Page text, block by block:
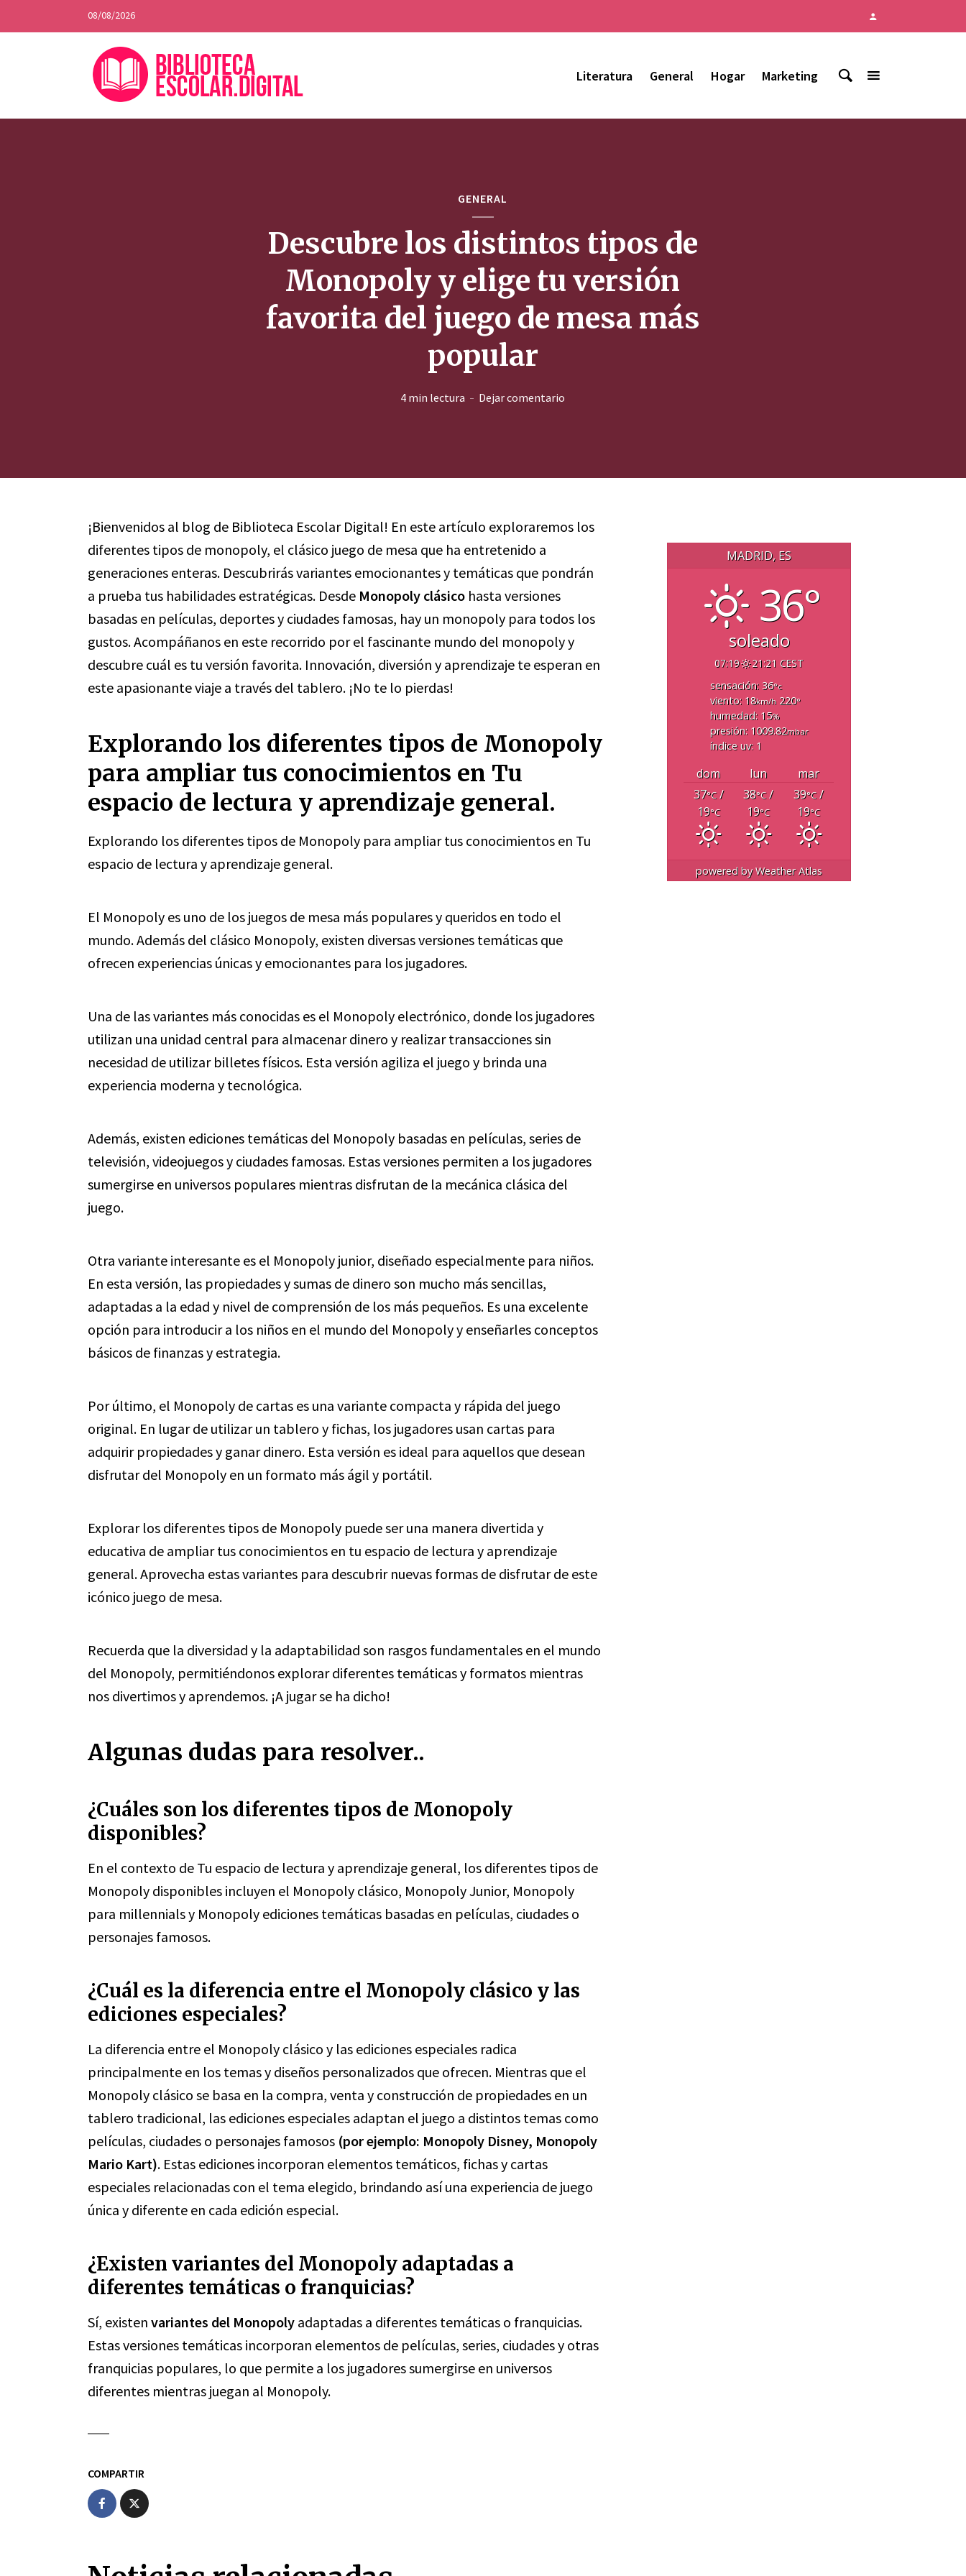
08/08/2026
Literatura General Hogar Marketing
GENERAL
Descubre los distintos tipos de
Monopoly y elige tu versión
favorita del juego de mesa más
popular
4 min lectura Dejar comentario
¡Bienvenidos al blog de Biblioteca Escolar Digital! En este artículo exploraremos los
diferentes tipos de monopoly, el clásico juego de mesa que ha entretenido a
generaciones enteras. Descubrirás variantes emocionantes y temáticas que pondrán
a prueba tus habilidades estratégicas. Desde Monopoly clásico hasta versiones
basadas en películas, deportes y ciudades famosas, hay un monopoly para todos los
gustos. Acompáñanos en este recorrido por el fascinante mundo del monopoly y
descubre cuál es tu versión favorita. Innovación, diversión y aprendizaje te esperan en
este apasionante viaje a través del tablero. ¡No te lo pierdas!
Explorando los diferentes tipos de Monopoly
para ampliar tus conocimientos en Tu
espacio de lectura y aprendizaje general.
Explorando los diferentes tipos de Monopoly para ampliar tus conocimientos en Tu
espacio de lectura y aprendizaje general.
El Monopoly es uno de los juegos de mesa más populares y queridos en todo el
mundo. Además del clásico Monopoly, existen diversas versiones temáticas que
ofrecen experiencias únicas y emocionantes para los jugadores.
Una de las variantes más conocidas es el Monopoly electrónico, donde los jugadores
utilizan una unidad central para almacenar dinero y realizar transacciones sin
necesidad de utilizar billetes físicos. Esta versión agiliza el juego y brinda una
experiencia moderna y tecnológica.
Además, existen ediciones temáticas del Monopoly basadas en películas, series de
televisión, videojuegos y ciudades famosas. Estas versiones permiten a los jugadores
sumergirse en universos populares mientras disfrutan de la mecánica clásica del
juego.
Otra variante interesante es el Monopoly junior, diseñado especialmente para niños.
En esta versión, las propiedades y sumas de dinero son mucho más sencillas,
adaptadas a la edad y nivel de comprensión de los más pequeños. Es una excelente
opción para introducir a los niños en el mundo del Monopoly y enseñarles conceptos
básicos de finanzas y estrategia.
Por último, el Monopoly de cartas es una variante compacta y rápida del juego
original. En lugar de utilizar un tablero y fichas, los jugadores usan cartas para
adquirir propiedades y ganar dinero. Esta versión es ideal para aquellos que desean
disfrutar del Monopoly en un formato más ágil y portátil.
Explorar los diferentes tipos de Monopoly puede ser una manera divertida y
educativa de ampliar tus conocimientos en tu espacio de lectura y aprendizaje
general. Aprovecha estas variantes para descubrir nuevas formas de disfrutar de este
icónico juego de mesa.
Recuerda que la diversidad y la adaptabilidad son rasgos fundamentales en el mundo
del Monopoly, permitiéndonos explorar diferentes temáticas y formatos mientras
nos divertimos y aprendemos. ¡A jugar se ha dicho!
Algunas dudas para resolver..
¿Cuáles son los diferentes tipos de Monopoly
disponibles?
En el contexto de Tu espacio de lectura y aprendizaje general, los diferentes tipos de
Monopoly disponibles incluyen el Monopoly clásico, Monopoly Junior, Monopoly
para millennials y Monopoly ediciones temáticas basadas en películas, ciudades o
personajes famosos.
¿Cuál es la diferencia entre el Monopoly clásico y las
ediciones especiales?
La diferencia entre el Monopoly clásico y las ediciones especiales radica
principalmente en los temas y diseños personalizados que ofrecen. Mientras que el
Monopoly clásico se basa en la compra, venta y construcción de propiedades en un
tablero tradicional, las ediciones especiales adaptan el juego a distintos temas como
películas, ciudades o personajes famosos (por ejemplo: Monopoly Disney, Monopoly
Mario Kart). Estas ediciones incorporan elementos temáticos, fichas y cartas
especiales relacionadas con el tema elegido, brindando así una experiencia de juego
única y diferente en cada edición especial.
¿Existen variantes del Monopoly adaptadas a
diferentes temáticas o franquicias?
Sí, existen variantes del Monopoly adaptadas a diferentes temáticas o franquicias.
Estas versiones temáticas incorporan elementos de películas, series, ciudades y otras
franquicias populares, lo que permite a los jugadores sumergirse en universos
diferentes mientras juegan al Monopoly.
COMPARTIR
MADRID, ES
36°
soleado
07:19
21:21 CEST
sensación: 36°c
viento: 18km/h220°
humedad: 15%
presión: 1009.82mbar
índice uv: 1
dom lun
mar
37°C/
19°C
38°C/
19°C
39°C/
19°C
powered byWeather Atlas